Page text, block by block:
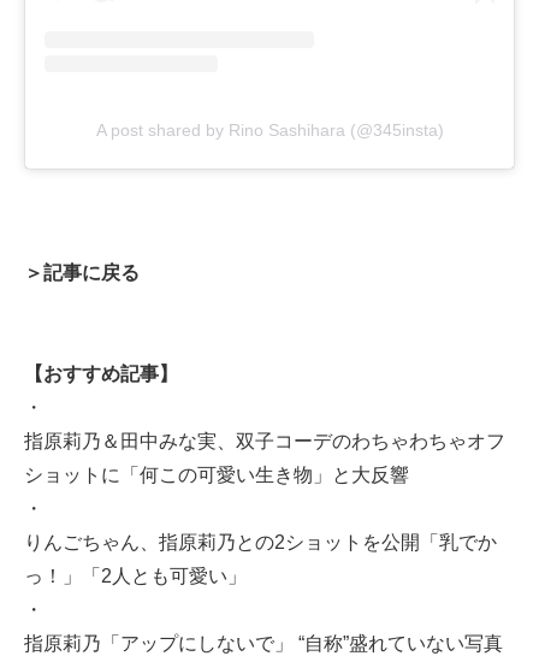
A post shared by Rino Sashihara (@345insta)
＞記事に戻る
【おすすめ記事】
・
指原莉乃＆田中みな実、双子コーデのわちゃわちゃオフ
ショットに「何この可愛い生き物」と大反響
・
りんごちゃん、指原莉乃との2ショットを公開「乳でか
っ！」「2人とも可愛い」
・
指原莉乃「アップにしないで」 “自称”盛れていない写真